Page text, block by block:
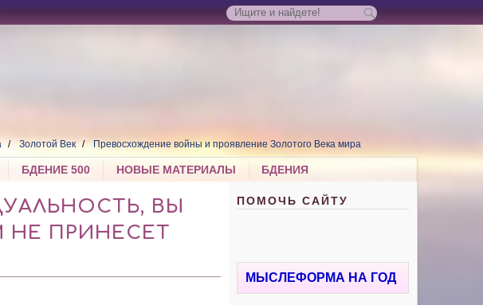
Золотой Век Превосхождение войны и проявление Золотого Века мира
БДЕНИЕ 500 НОВЫЕ МАТЕРИАЛЫ БДЕНИЯ
ВЫ
ПРИНЕСЕТ
ПОМОЧЬ САЙТУ
МЫСЛЕФОРМА НА ГОД